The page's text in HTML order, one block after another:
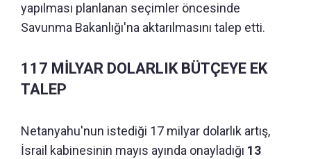
yapılması planlanan seçimler öncesinde
Savunma Bakanlığı'na aktarılmasını talep etti.
117 MİLYAR DOLARLIK BÜTÇEYE EK
TALEP
Netanyahu'nun istediği 17 milyar dolarlık artış,
İsrail kabinesinin mayıs ayında onayladığı 13